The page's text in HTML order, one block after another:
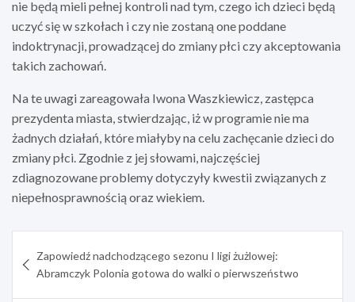
nie będą mieli pełnej kontroli nad tym, czego ich dzieci będą
uczyć się w szkołach i czy nie zostaną one poddane
indoktrynacji, prowadzącej do zmiany płci czy akceptowania
takich zachowań.
Na te uwagi zareagowała Iwona Waszkiewicz, zastępca
prezydenta miasta, stwierdzając, iż w programie nie ma
żadnych działań, które miałyby na celu zachęcanie dzieci do
zmiany płci. Zgodnie z jej słowami, najczęściej
zdiagnozowane problemy dotyczyły kwestii związanych z
niepełnosprawnością oraz wiekiem.
wpisu
Zapowiedź nadchodzącego sezonu I ligi żużlowej:
Abramczyk Polonia gotowa do walki o pierwszeństwo